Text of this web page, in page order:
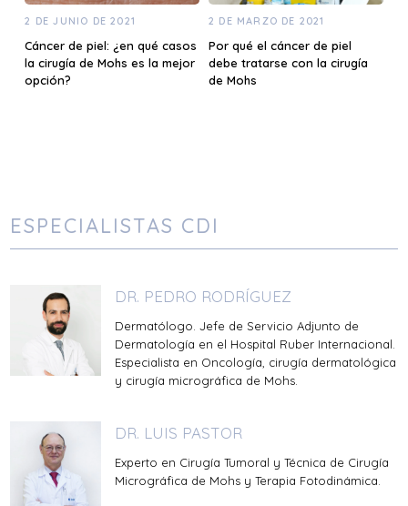
2 DE JUNIO DE 2021
Cáncer de piel: ¿en qué casos
la cirugía de Mohs es la mejor
opción?
2 DE MARZO DE 2021
Por qué el cáncer de piel
debe tratarse con la cirugía
de Mohs
ESPECIALISTAS CDI
DR. PEDRO RODRÍGUEZ
Dermatólogo. Jefe de Servicio Adjunto de
Dermatología en el Hospital Ruber Internacional.
Especialista en Oncología, cirugía dermatológica
y cirugía micrográfica de Mohs.
DR. LUIS PASTOR
Experto en Cirugía Tumoral y Técnica de Cirugía
Micrográfica de Mohs y Terapia Fotodinámica.